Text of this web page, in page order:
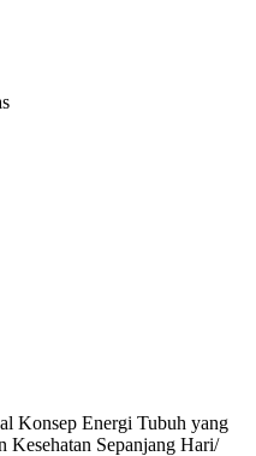
Konsep Energi Tubuh yang
Kesehatan Sepanjang Hari